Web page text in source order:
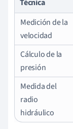
Técnica
Medición de la
velocidad
Cálculo de la
presión
Medida del
radio
hidráulico